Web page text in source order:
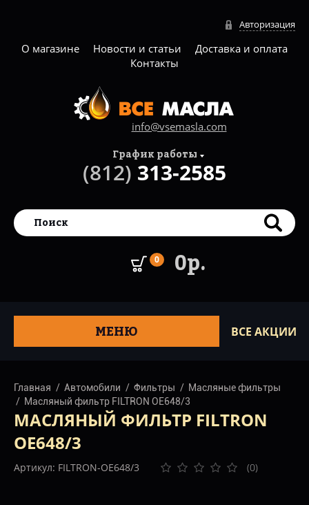
Авторизация
О магазине Новости и статьи
Доставка и оплата
Контакты
info@vsemasla.com
0 0р.
График работы
(812) 313-2585
МЕНЮ ВСЕ АКЦИИ
Главная Автомобили Фильтры
Масляные фильтры
Масляный фильтр FILTRON OE648/3
МАСЛЯНЫЙ ФИЛЬТР FILTRON
OE648/3
Артикул: FILTRON-OE648/3 (0)